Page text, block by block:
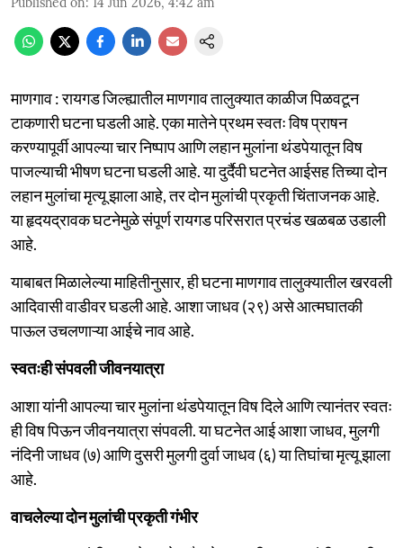
माणगाव : रायगड जिल्ह्यातील माणगाव तालुक्यात काळीज पिळवटून
टाकणारी घटना घडली आहे. एका मातेने प्रथम स्वतः विष प्राषन
करण्यापूर्वी आपल्या चार निष्पाप आणि लहान मुलांना थंडपेयातून विष
पाजल्याची भीषण घटना घडली आहे. या दुर्दैवी घटनेत आईसह तिच्या दोन
लहान मुलांचा मृत्यू झाला आहे, तर दोन मुलांची प्रकृती चिंताजनक आहे.
या हृदयद्रावक घटनेमुळे संपूर्ण रायगड परिसरात प्रचंड खळबळ उडाली
आहे.
याबाबत मिळालेल्या माहितीनुसार, ही घटना माणगाव तालुक्यातील खरवली
आदिवासी वाडीवर घडली आहे. आशा जाधव (२९) असे आत्मघातकी
पाऊल उचलणाऱ्या आईचे नाव आहे.
स्वतःही संपवली जीवनयात्रा
आशा यांनी आपल्या चार मुलांना थंडपेयातून विष दिले आणि त्यानंतर स्वतः
ही विष पिऊन जीवनयात्रा संपवली. या घटनेत आई आशा जाधव, मुलगी
नंदिनी जाधव (७) आणि दुसरी मुलगी दुर्वा जाधव (६) या तिघांचा मृत्यू झाला
आहे.
वाचलेल्या दोन मुलांची प्रकृती गंभीर